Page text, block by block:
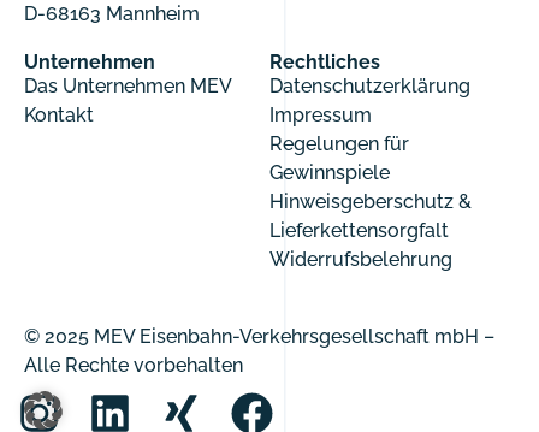
D-68163 Mannheim
Unternehmen
Das Unternehmen MEV
Kontakt
Rechtliches
Datenschutzerklärung
Impressum
Regelungen für
Gewinnspiele
Hinweisgeberschutz &
Lieferkettensorgfalt
Widerrufsbelehrung
© 2025 MEV Eisenbahn-Verkehrsgesellschaft mbH –
Alle Rechte vorbehalten